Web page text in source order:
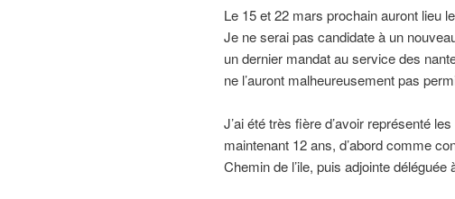
Le 15 et 22 mars prochain auront lieu
Je ne serai pas candidate à un
un dernier mandat au service des
ne l’auront malheureusement pas
J’ai été très fière d’avoir représenté
maintenant 12 ans, d’abord comme
Chemin de l’ile, puis adjointe